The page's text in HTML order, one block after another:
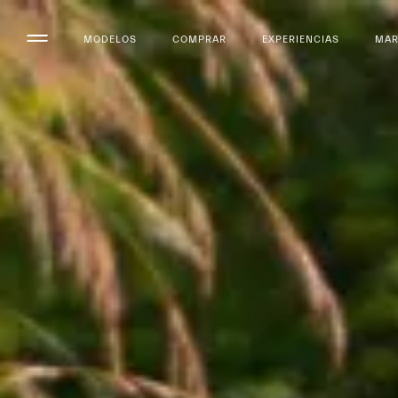
MODELOS COMPRAR EXPERIENCIAS